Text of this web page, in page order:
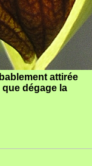
attirée
dégage la